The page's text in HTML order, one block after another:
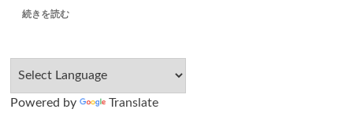
続きを読む
Powered by Translate